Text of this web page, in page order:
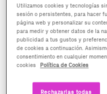
Utilizamos cookies y tecnologías
sesión o persistentes, para hacer
página web y personalizar su
para medir y obtener datos de la
publicidad a tus gustos y
de cookies a continuación.
consentimiento en cualquier
cookies
Política de Cookies
Rechazarlas todas